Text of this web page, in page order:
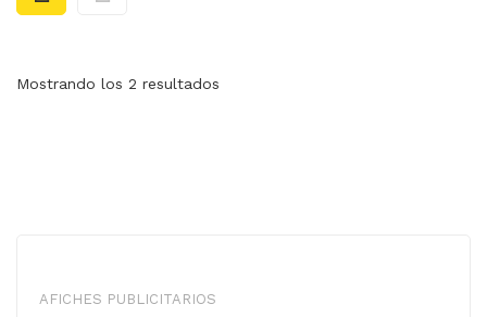
Paginas Web
Tarjetas de Presentación
Mostrando los 2 resultados
AFICHES PUBLICITARIOS